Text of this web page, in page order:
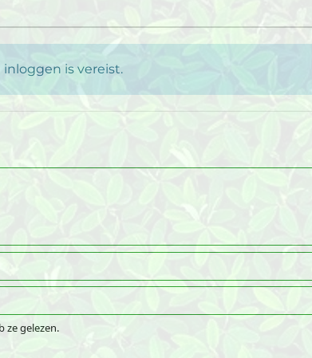
is vereist.
ze gelezen.